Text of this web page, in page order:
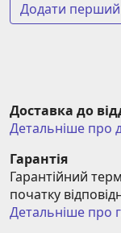
Додати перший
Доставка до
Детальніше про
Гарантія
Гарантійний
початку
Детальніше про